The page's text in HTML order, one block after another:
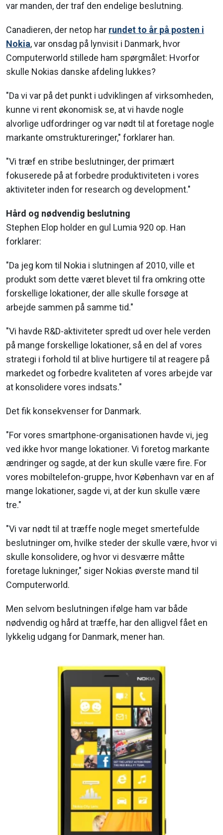
var manden, der traf den endelige beslutning.
Canadieren, der netop har rundet to år på posten i
Nokia, var onsdag på lynvisit i Danmark, hvor
Computerworld stillede ham spørgmålet: Hvorfor
skulle Nokias danske afdeling lukkes?
"Da vi var på det punkt i udviklingen af virksomheden,
kunne vi rent økonomisk se, at vi havde nogle
alvorlige udfordringer og var nødt til at foretage nogle
markante omstruktureringer," forklarer han.
"Vi træf en stribe beslutninger, der primært
fokuserede på at forbedre produktiviteten i vores
aktiviteter inden for research og development."
Hård og nødvendig beslutning
Stephen Elop holder en gul Lumia 920 op. Han
forklarer:
"Da jeg kom til Nokia i slutningen af 2010, ville et
produkt som dette været blevet til fra omkring otte
forskellige lokationer, der alle skulle forsøge at
arbejde sammen på samme tid."
"Vi havde R&D-aktiviteter spredt ud over hele verden
på mange forskellige lokationer, så en del af vores
strategi i forhold til at blive hurtigere til at reagere på
markedet og forbedre kvaliteten af vores arbejde var
at konsolidere vores indsats."
Det fik konsekvenser for Danmark.
"For vores smartphone-organisationen havde vi, jeg
ved ikke hvor mange lokationer. Vi foretog markante
ændringer og sagde, at der kun skulle være fire. For
vores mobiltelefon-gruppe, hvor København var en af
mange lokationer, sagde vi, at der kun skulle være
tre."
"Vi var nødt til at træffe nogle meget smertefulde
beslutninger om, hvilke steder der skulle være, hvor vi
skulle konsolidere, og hvor vi desværre måtte
foretage lukninger," siger Nokias øverste mand til
Computerworld.
Men selvom beslutningen ifølge ham var både
nødvendig og hård at træffe, har den alligvel fået en
lykkelig udgang for Danmark, mener han.